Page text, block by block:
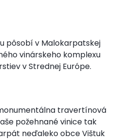
pôsobí v Malokarpatskej
vinárskeho komplexu
v Strednej Európe.
travertínová
požehnané vinice tak
neďaleko obce Vištuk